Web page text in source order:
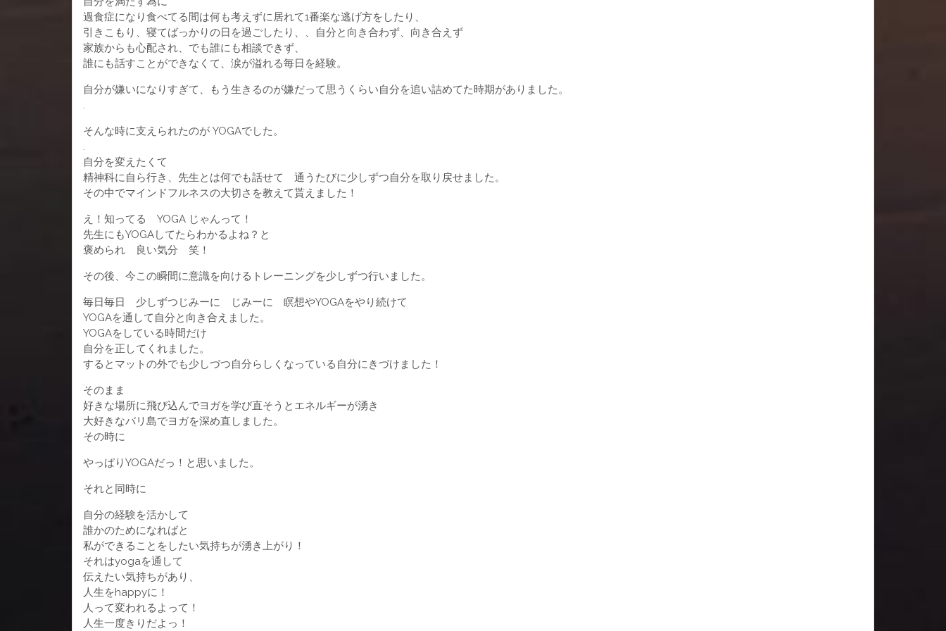
過食症になり食べてる間は何も考えずに居れて1番楽な逃げ方をしたり、
引きこもり、寝てばっかりの日を過ごしたり、、自分と向き合わず、向き合えず
家族からも心配され、でも誰にも相談できず、
誰にも話すことができなくて、涙が溢れる毎日を経験。
自分が嫌いになりすぎて、もう生きるのが嫌だって思うくらい自分を追い詰めてた時期がありました。
.
そんな時に支えられたのが YOGAでした。
.
自分を変えたくて
精神科に自ら行き、先生とは何でも話せて 通うたびに少しずつ自分を取り戻せました。
その中でマインドフルネスの大切さを教えて貰えました！
え！知ってる YOGA じゃんって！
先生にもYOGAしてたらわかるよね？と
褒められ 良い気分 笑！
その後、今この瞬間に意識を向けるトレーニングを少しずつ行いました。
毎日毎日 少しずつじみーに じみーに 瞑想やYOGAをやり続けて
YOGAを通して自分と向き合えました。
YOGAをしている時間だけ
自分を正してくれました。
するとマットの外でも少しづつ自分らしくなっている自分にきづけました！
そのまま
好きな場所に飛び込んでヨガを学び直そうとエネルギーが湧き
大好きなバリ島でヨガを深め直しました。
その時に
やっぱりYOGAだっ！と思いました。
それと同時に
自分の経験を活かして
誰かのためになればと
私ができることをしたい気持ちが湧き上がり！
それはyogaを通して
伝えたい気持ちがあり、
人生をhappyに！
人って変われるよって！
人生一度きりだよっ！